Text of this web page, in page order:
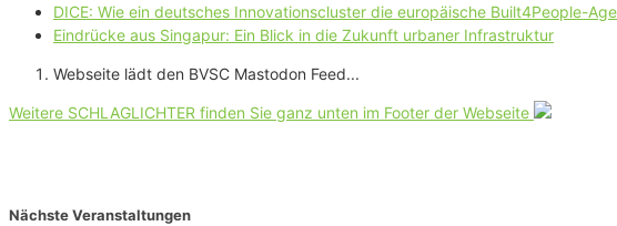
DICE: Wie ein deutsches Innovationscluster die europäische Built4People-
Eindrücke aus Singapur: Ein Blick in die Zukunft urbaner Infrastruktur
Webseite lädt den BVSC Mastodon Feed...
Weitere SCHLAGLICHTER finden Sie ganz unten im Footer der Webseite
Nächste Veranstaltungen